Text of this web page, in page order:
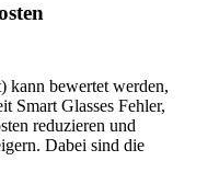
kann bewertet werden,
Smart Glasses Fehler,
reduzieren und
Dabei sind die